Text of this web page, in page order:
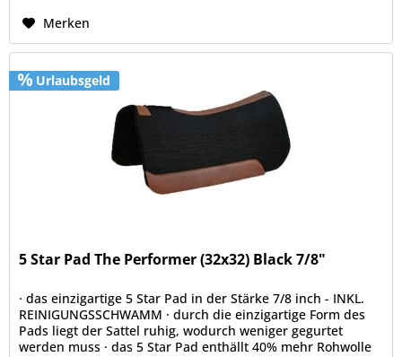
Merken
Urlaubsgeld
5 Star Pad The Performer (32x32) Black 7/8"
· das einzigartige 5 Star Pad in der Stärke 7/8 inch - INKL.
REINIGUNGSSCHWAMM · durch die einzigartige Form des
Pads liegt der Sattel ruhig, wodurch weniger gegurtet
werden muss · das 5 Star Pad enthällt 40% mehr Rohwolle